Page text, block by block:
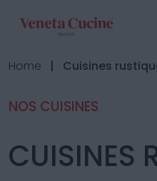
Home | Cuisines
NOS CUISINES
CUISINES